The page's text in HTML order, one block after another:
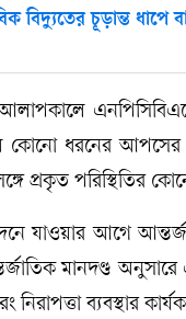
বিদ্যুতের চূড়ান্ত ধাপে
কোনো ধরনের
প্রকৃত পরিস্থিতির
যাওয়ার আগে
মানদণ্ড
ব্যবস্থার